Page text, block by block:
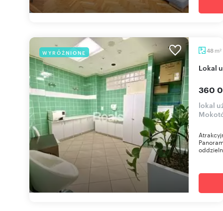
WYRÓŻNIONE 48 m2
lokal
360
lokal